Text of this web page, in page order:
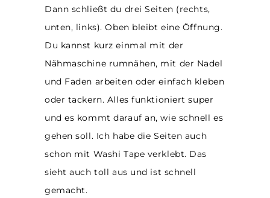
Dann schließt du drei Seiten (rechts,
unten, links). Oben bleibt eine Öffnung.
Du kannst kurz einmal mit der
Nähmaschine rumnähen, mit der Nadel
und Faden arbeiten oder einfach kleben
oder tackern. Alles funktioniert super
und es kommt darauf an, wie schnell es
gehen soll. Ich habe die Seiten auch
schon mit Washi Tape verklebt. Das
sieht auch toll aus und ist schnell
gemacht.